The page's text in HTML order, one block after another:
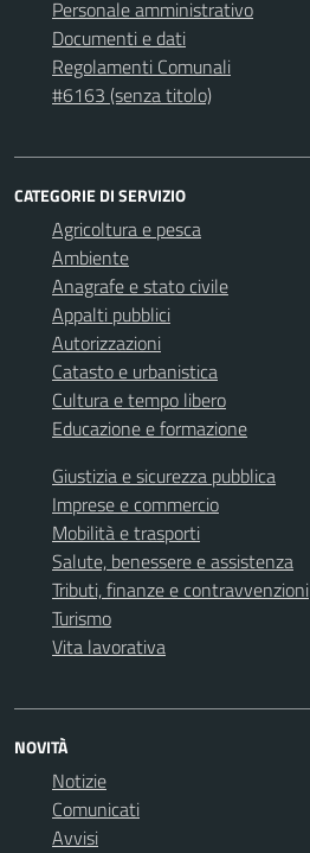
Personale amministrativo
Documenti e dati
Regolamenti Comunali
#6163 (senza titolo)
CATEGORIE DI SERVIZIO
Agricoltura e pesca
Ambiente
Anagrafe e stato civile
Appalti pubblici
Autorizzazioni
Catasto e urbanistica
Cultura e tempo libero
Educazione e formazione
Giustizia e sicurezza pubblica
Imprese e commercio
Mobilità e trasporti
Salute, benessere e assistenza
Tributi, finanze e contravvenzioni
Turismo
Vita lavorativa
NOVITÀ
Notizie
Comunicati
Avvisi